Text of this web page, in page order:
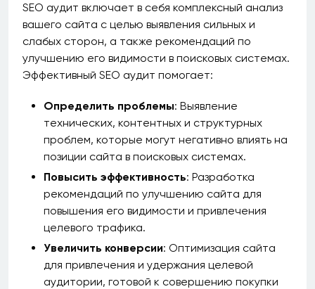
SEO аудит включает в себя комплексный анализ
вашего сайта с целью выявления сильных и
слабых сторон, а также рекомендаций по
улучшению его видимости в поисковых системах.
Эффективный SEO аудит помогает:
Определить проблемы: Выявление
технических, контентных и структурных
проблем, которые могут негативно влиять на
позиции сайта в поисковых системах.
Повысить эффективность: Разработка
рекомендаций по улучшению сайта для
повышения его видимости и привлечения
целевого трафика.
Увеличить конверсии: Оптимизация сайта
для привлечения и удержания целевой
аудитории, готовой к совершению покупки